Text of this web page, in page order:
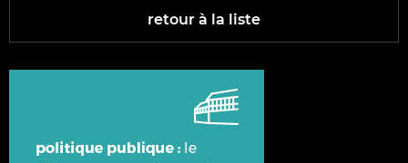
retour à la liste